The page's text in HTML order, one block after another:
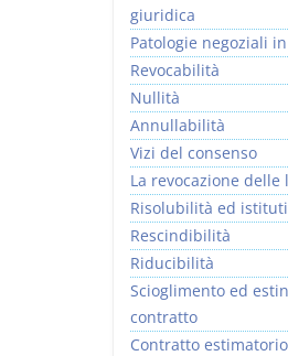
giuridica
Patologie negoziali
Revocabilità
Nullità
Annullabilità
Vizi del consenso
La revocazione
Risolubilità ed
Rescindibilità
Riducibilità
Scioglimento ed
contratto
Contratto estimatorio